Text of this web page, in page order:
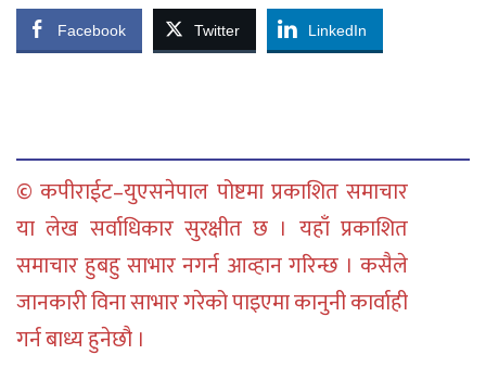
Facebook Twitter LinkedIn
© कपीराईट–युएसनेपाल पोष्टमा प्रकाशित समाचार
या लेख सर्वाधिकार सुरक्षीत छ । यहाँ प्रकाशित
समाचार हुबहु साभार नगर्न आव्हान गरिन्छ । कसैले
जानकारी विना साभार गरेको पाइएमा कानुनी कार्वाही
गर्न बाध्य हुनेछौ ।